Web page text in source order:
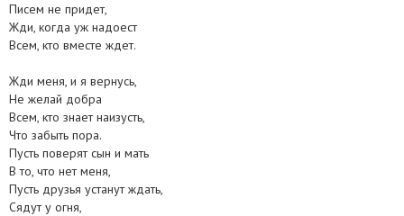
Писем не придет,
Жди, когда уж надоест
Всем, кто вместе ждет.
Жди меня, и я вернусь,
Не желай добра
Всем, кто знает наизусть,
Что забыть пора.
Пусть поверят сын и мать
В то, что нет меня,
Пусть друзья устанут ждать,
Сядут у огня,